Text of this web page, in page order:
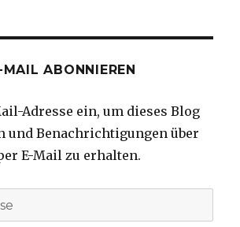
ABONNIEREN
Adresse ein, um dieses Blog
und Benachrichtigungen über
E-Mail zu erhalten.